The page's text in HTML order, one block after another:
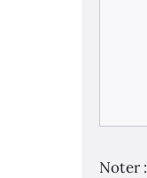
Noter :